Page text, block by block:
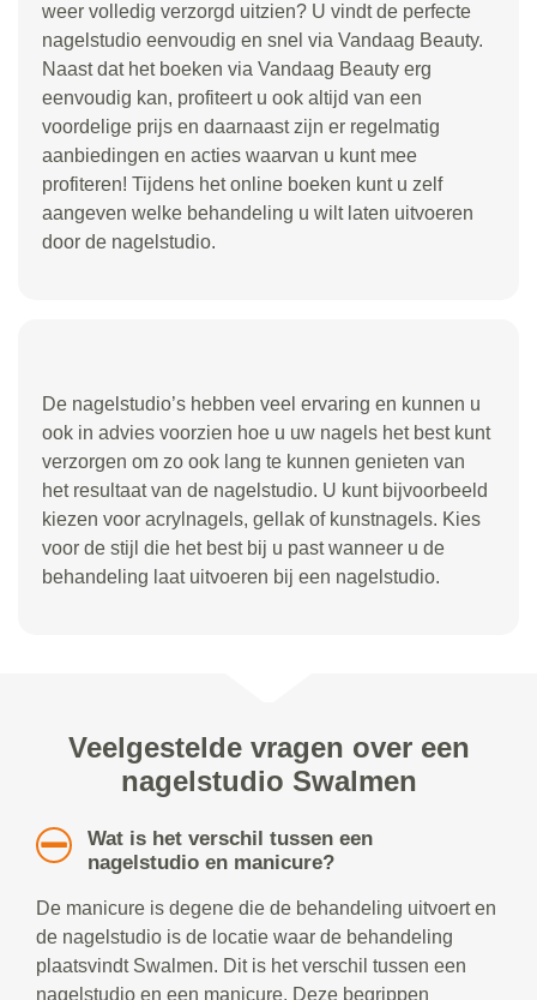
weer volledig verzorgd uitzien? U vindt de perfecte
nagelstudio eenvoudig en snel via Vandaag Beauty.
Naast dat het boeken via Vandaag Beauty erg
eenvoudig kan, profiteert u ook altijd van een
voordelige prijs en daarnaast zijn er regelmatig
aanbiedingen en acties waarvan u kunt mee
profiteren! Tijdens het online boeken kunt u zelf
aangeven welke behandeling u wilt laten uitvoeren
door de nagelstudio.
De nagelstudio’s hebben veel ervaring en kunnen u
ook in advies voorzien hoe u uw nagels het best kunt
verzorgen om zo ook lang te kunnen genieten van
het resultaat van de nagelstudio. U kunt bijvoorbeeld
kiezen voor acrylnagels, gellak of kunstnagels. Kies
voor de stijl die het best bij u past wanneer u de
behandeling laat uitvoeren bij een nagelstudio.
Veelgestelde vragen over een
nagelstudio Swalmen
Wat is het verschil tussen een
nagelstudio en manicure?
De manicure is degene die de behandeling uitvoert en
de nagelstudio is de locatie waar de behandeling
plaatsvindt Swalmen. Dit is het verschil tussen een
nagelstudio en een manicure. Deze begrippen